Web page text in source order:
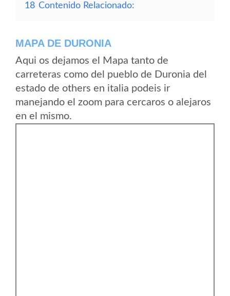
18 Contenido Relacionado:
MAPA DE DURONIA
Aqui os dejamos el Mapa tanto de
carreteras como del pueblo de Duronia del
estado de others en italia podeis ir
manejando el zoom para cercaros o alejaros
en el mismo.